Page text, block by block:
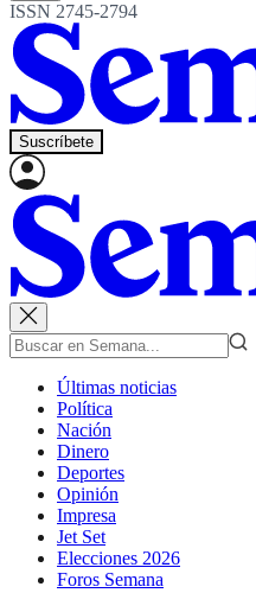
ISSN 2745-2794
Suscríbete
Últimas noticias
Política
Nación
Dinero
Deportes
Opinión
Impresa
Jet Set
Elecciones 2026
Foros Semana